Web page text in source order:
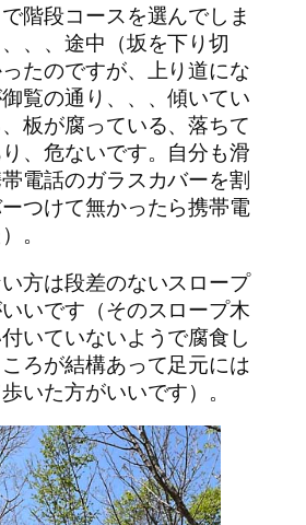
階段コースを選んでしま
、、途中（坂を下り切
たのですが、上り道にな
覧の通り、、、傾いてい
板が腐っている、落ちて
、危ないです。自分も滑
電話のガラスカバーを割
つけて無かったら携帯電
。
方は段差のないスロープ
いです（そのスロープ木
いていないようで腐食し
ろが結構あって足元には
いた方がいいです）。